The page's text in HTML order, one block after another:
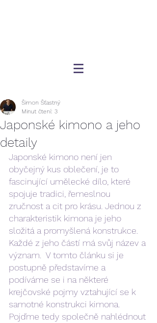
Japonské kimono a jeho
detaily
Šimon Šťastný
Minut čtení: 3
Japonské kimono není jen
obyčejný kus oblečení, je to
fascinující umělecké dílo, které
spojuje tradici, řemeslnou
zručnost a cit pro krásu. Jednou z
charakteristik kimona je jeho
složitá a promyšlená konstrukce.
Každé z jeho částí má svůj název a
význam.  V tomto článku si je
postupně představíme a
podíváme se i na některé
krejčovské pojmy vztahující se k
samotné konstrukci kimona.
Pojďme tedy společně nahlédnout